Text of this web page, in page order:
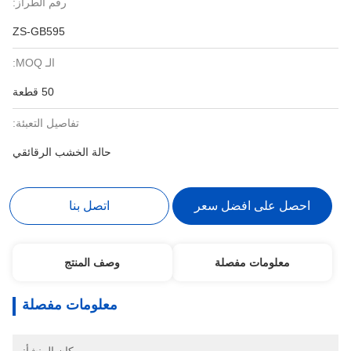
ZS-GB595
الـ MOQ:
50 قطعة
تفاصيل التعبئة:
حالة الخشب الرقائقي
احصل على افضل سعر اتصل بنا
معلومات مفصلة وصف المنتج
معلومات مفصلة